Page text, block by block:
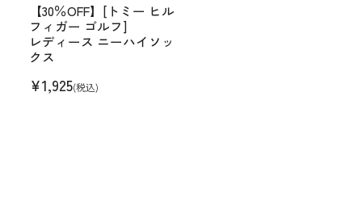
【30％OFF】[トミー ヒル
フィガー ゴルフ]
レディース ニーハイソッ
クス
¥1,925(税込)